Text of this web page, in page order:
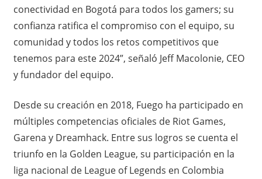
conectividad en Bogotá para todos los gamers; su
confianza ratifica el compromiso con el equipo, su
comunidad y todos los retos competitivos que
tenemos para este 2024”, señaló Jeff Macolonie, CEO
y fundador del equipo.
Desde su creación en 2018, Fuego ha participado en
múltiples competencias oficiales de Riot Games,
Garena y Dreamhack. Entre sus logros se cuenta el
triunfo en la Golden League, su participación en la
liga nacional de League of Legends en Colombia